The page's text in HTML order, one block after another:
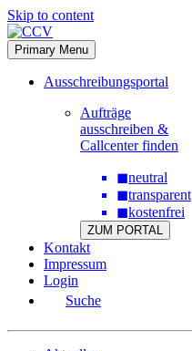
Skip to content
Primary Menu
Ausschreibungsportal
Aufträge
ausschreiben &
Callcenter finden
◼neutral
◼transparent
◼kostenfrei
ZUM PORTAL
Kontakt
Impressum
Login
Suche